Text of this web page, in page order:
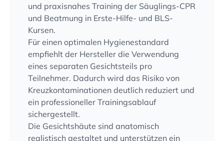
und praxisnahes Training der Säuglings-CPR
und Beatmung in Erste-Hilfe- und BLS-
Kursen.
Für einen optimalen Hygienestandard
empfiehlt der Hersteller die Verwendung
eines separaten Gesichtsteils pro
Teilnehmer. Dadurch wird das Risiko von
Kreuzkontaminationen deutlich reduziert und
ein professioneller Trainingsablauf
sichergestellt.
Die Gesichtshäute sind anatomisch
realistisch gestaltet und unterstützen ein